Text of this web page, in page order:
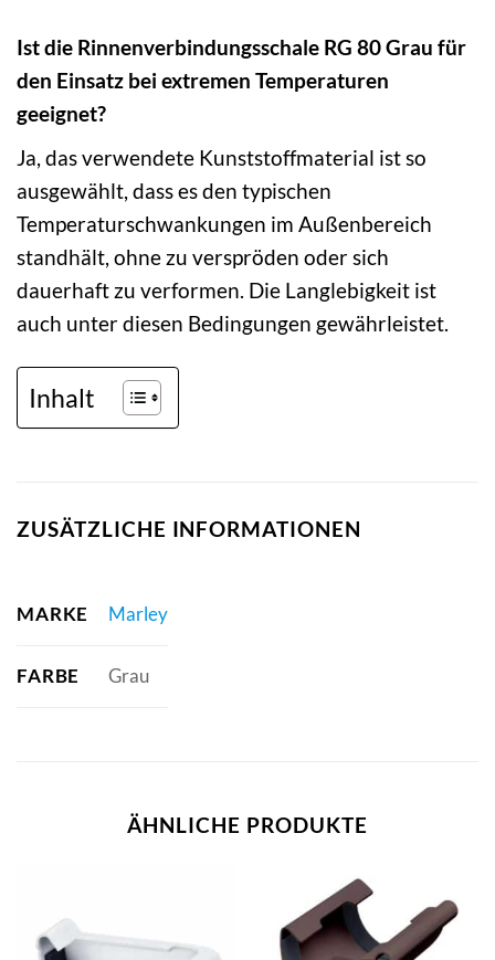
Ist die Rinnenverbindungsschale RG 80 Grau für
den Einsatz bei extremen Temperaturen
geeignet?
Ja, das verwendete Kunststoffmaterial ist so
ausgewählt, dass es den typischen
Temperaturschwankungen im Außenbereich
standhält, ohne zu verspröden oder sich
dauerhaft zu verformen. Die Langlebigkeit ist
auch unter diesen Bedingungen gewährleistet.
Inhalt
ZUSÄTZLICHE INFORMATIONEN
MARKE Marley
FARBE Grau
ÄHNLICHE PRODUKTE